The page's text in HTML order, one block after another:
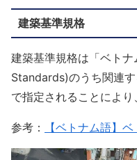
建築基準規格
建築基準規格は「ベト
Standards)のうち関連
で指定されることにより
参考： 【ベトナム語】